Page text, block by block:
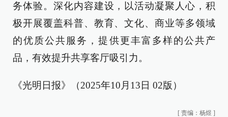
务体验。深化内容建设，以活动凝聚人心，积
极开展覆盖科普、教育、文化、商业等多领域
的优质公共服务，提供更丰富多样的公共产
品，有效提升共享客厅吸引力。
《光明日报》（2025年10月13日 02版）
[ 责编：杨煜 ]